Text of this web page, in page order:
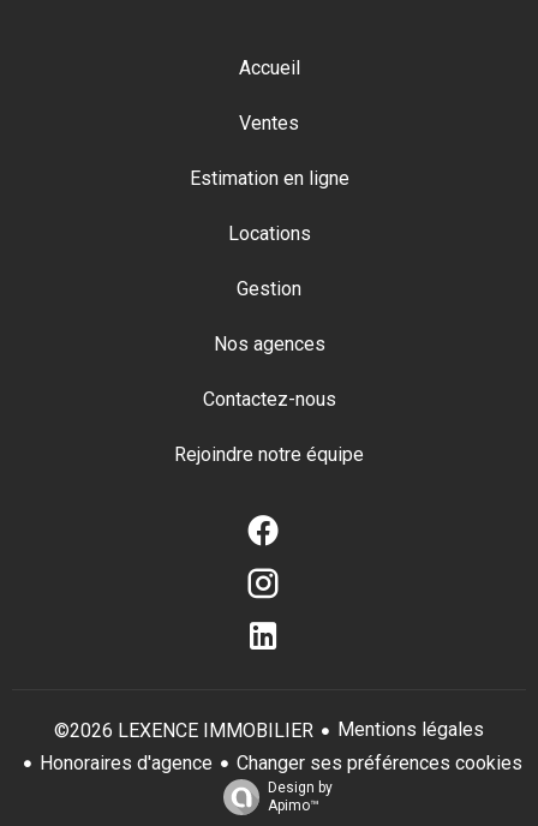
Accueil
Ventes
Estimation en ligne
Locations
Gestion
Nos agences
Contactez-nous
Rejoindre notre équipe
©2026 LEXENCE IMMOBILIER
Mentions légales
Honoraires d'agence
Changer ses préférences cookies
Design by
Apimo™